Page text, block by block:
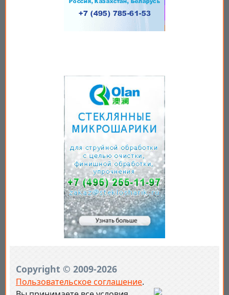
Copyright © 2009-2026
Пользовательское соглашение.